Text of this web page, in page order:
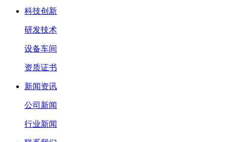
科技创新
研发技术
设备车间
资质证书
新闻资讯
公司新闻
行业新闻